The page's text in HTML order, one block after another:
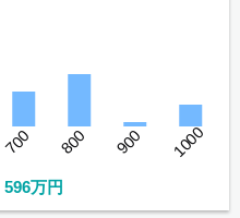
700 800 900 1000
万円